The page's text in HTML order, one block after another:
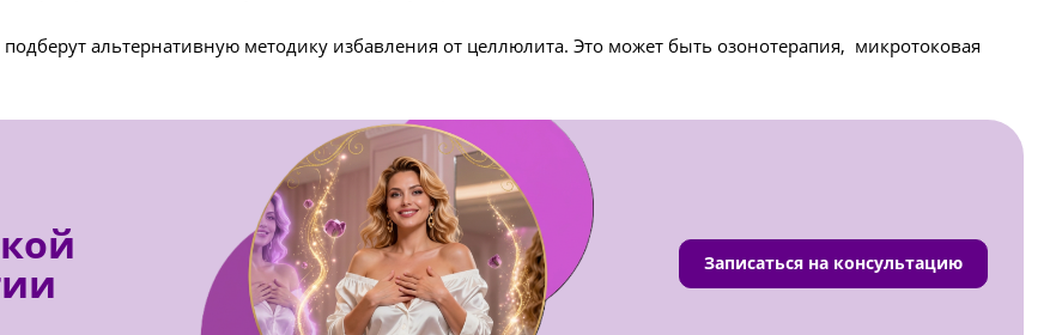
альтернативную методику избавления от целлюлита. Это может быть озонотерапия, микротоковая
Записаться на консультацию